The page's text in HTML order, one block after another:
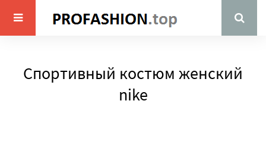
Спортивный костюм женский
nike